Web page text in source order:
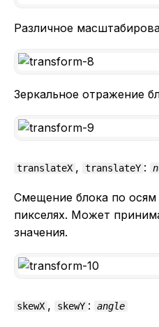
Различное
Зеркальное отражение
translateX , translateY :
Смещение блока по осям
пикселях. Может
значения.
skewX , skewY : angle